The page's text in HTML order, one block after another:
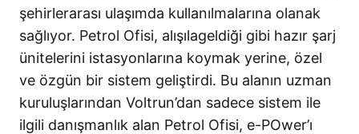
şehirlerarası ulaşımda kullanılmalarına olanak
sağlıyor. Petrol Ofisi, alışılageldiği gibi hazır şarj
ünitelerini istasyonlarına koymak yerine, özel
ve özgün bir sistem geliştirdi. Bu alanın uzman
kuruluşlarından Voltrun’dan sadece sistem ile
ilgili danışmanlık alan Petrol Ofisi, e-POwer’ı